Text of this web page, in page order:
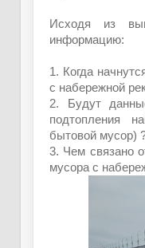
Исходя из
информацию:
1. Когда
с набережной
2. Будут
подтопления
бытовой мусор)
3. Чем связано
мусора с